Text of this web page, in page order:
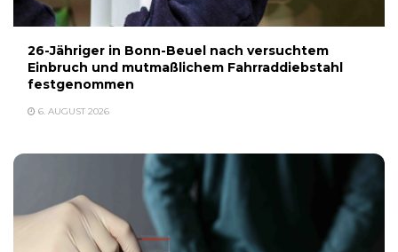
26-Jähriger in Bonn-Beuel nach versuchtem
Einbruch und mutmaßlichem Fahrraddiebstahl
festgenommen
6. AUGUST 2026